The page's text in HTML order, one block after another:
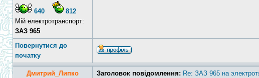
640
812
Мій електротранспорт:
ЗАЗ 965
Повернутися до
початку
Дмитрий_Липко Заголовок повідомлення: Re: ЗАЗ 965 на